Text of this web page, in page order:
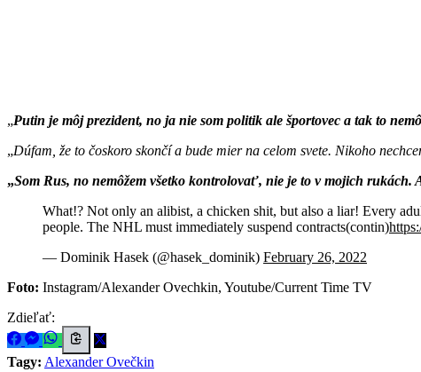
Putin je môj prezident, no ja nie som politik ale športovec a tak to
Dúfam, že to čoskoro skončí a bude mier na celom svete. Nikoho
Som Rus, no nemôžem všetko kontrolovať, nie je to v mojich rukách.
What!? Not only an alibist, a chicken shit, but also a liar! Every
people. The NHL must immediately suspend contracts(contin)
— Dominik Hasek (@hasek_dominik) February 26, 2022
Foto: Instagram/Alexander Ovechkin, Youtube/Current Time TV
Zdieľať:
Tagy: Alexander Ovečkin